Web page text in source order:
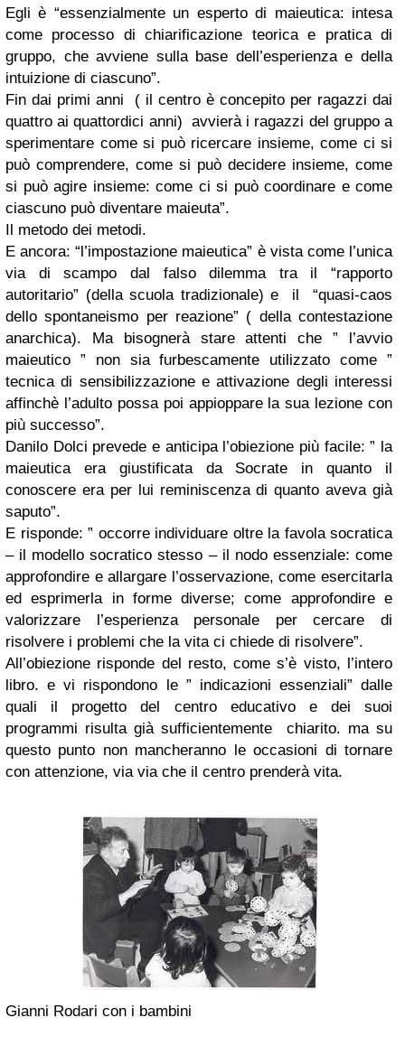
Egli è “essenzialmente un esperto di maieutica: intesa
come processo di chiarificazione teorica e pratica di
gruppo, che avviene sulla base dell’esperienza e della
intuizione di ciascuno”.
Fin dai primi anni ( il centro è concepito per ragazzi dai
quattro ai quattordici anni) avvierà i ragazzi del gruppo a
sperimentare come si può ricercare insieme, come ci si
può comprendere, come si può decidere insieme, come
si può agire insieme: come ci si può coordinare e come
ciascuno può diventare maieuta”.
Il metodo dei metodi.
E ancora: “l’impostazione maieutica” è vista come l’unica
via di scampo dal falso dilemma tra il “rapporto
autoritario” (della scuola tradizionale) e il “quasi-caos
dello spontaneismo per reazione” ( della contestazione
anarchica). Ma bisognerà stare attenti che ” l’avvio
maieutico ” non sia furbescamente utilizzato come ”
tecnica di sensibilizzazione e attivazione degli interessi
affinchè l’adulto possa poi appioppare la sua lezione con
più successo”.
Danilo Dolci prevede e anticipa l’obiezione più facile: ” la
maieutica era giustificata da Socrate in quanto il
conoscere era per lui reminiscenza di quanto aveva già
saputo”.
E risponde: ” occorre individuare oltre la favola socratica
– il modello socratico stesso – il nodo essenziale: come
approfondire e allargare l’osservazione, come esercitarla
ed esprimerla in forme diverse; come approfondire e
valorizzare l’esperienza personale per cercare di
risolvere i problemi che la vita ci chiede di risolvere”.
All’obiezione risponde del resto, come s’è visto, l’intero
libro. e vi rispondono le ” indicazioni essenziali” dalle
quali il progetto del centro educativo e dei suoi
programmi risulta già sufficientemente chiarito. ma su
questo punto non mancheranno le occasioni di tornare
con attenzione, via via che il centro prenderà vita.
Gianni Rodari con i bambini